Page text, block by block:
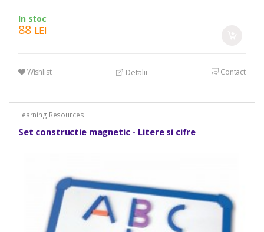
In stoc
88 LEI
Wishlist Detalii Contact
Learning Resources
Set constructie magnetic - Litere si cifre